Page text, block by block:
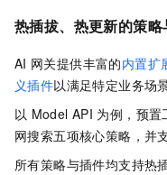
热插拔、热更新的策
AI 网关提供丰富的内置扩
义插件以满足特定业务场
以 Model API 为例，预置
网搜索五项核心策略，并
所有策略与插件均支持热